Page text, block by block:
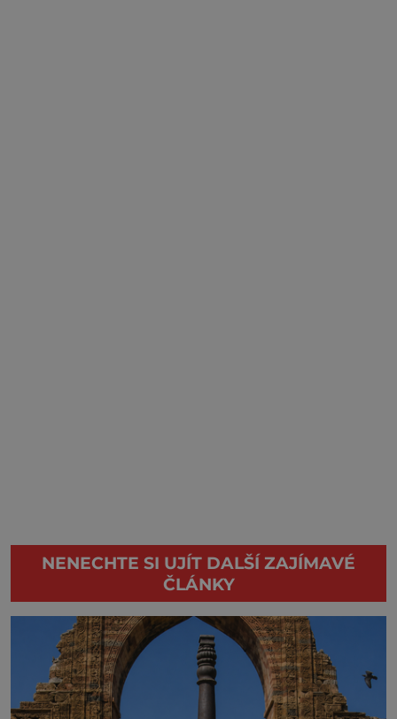
NENECHTE SI UJÍT DALŠÍ ZAJÍMAVÉ
ČLÁNKY